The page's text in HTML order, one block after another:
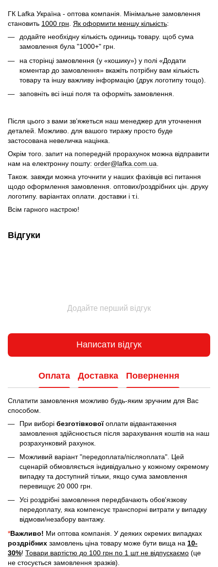
ГК Lafka Україна - оптова компанія. Мінімальне замовлення
становить 1000 грн. Як оформити меншу кількість:
додайте необхідну кількість одиниць товару. щоб сума
замовлення була "1000+" грн.
на сторінці замовлення (у «кошику») у полі «Додати
коментар до замовлення» вкажіть потрібну вам кількість
товару та іншу важливу інформацію (друк логотипу тощо).
заповніть всі інші поля та оформіть замовлення.
Після цього з вами зв’яжеться наш менеджер для уточнення
деталей. Можливо. для вашого тиражу просто буде
застосована невеличка націнка.
Окрім того. запит на попередній прорахунок можна відправити
нам на електронну пошту: order@lafka.com.ua
Також. завжди можна уточнити у наших фахівців всі питання
щодо оформлення замовлення. оптових/роздрібних цін. друку
логотипу. варіантах оплати. доставки і т.і.
Всім гарного настрою!
Відгуки
Додайте перший відгук
Написати відгук
Оплата Доставка Повернення
Сплатити замовлення можливо будь-яким зручним для Вас
способом.
При виборі безготівковоїоплати відвантаження
замовлення здійснюється після зарахування коштів на наш
розрахунковий рахунок.
Можливий варіант "передоплата/післяоплата". Цей
сценарій обмовляється індивідуально у кожному окремому
випадку та доступний тільки, якщо сума замовлення
перевищує 20 000 грн.
Усі роздрібні замовлення передбачають обов'язкову
передоплату, яка компенсує транспорні витрати у випадку
відмови/незабору вантажу.
*Важливо! Ми оптова компанія. У деяких окремих випадках
роздрібних замовлень ціна товару може бути вища на 10-
30%! Товари вартістю до 100 грн по 1 шт не відпускаємо (це
не стосується замовлення зразків).